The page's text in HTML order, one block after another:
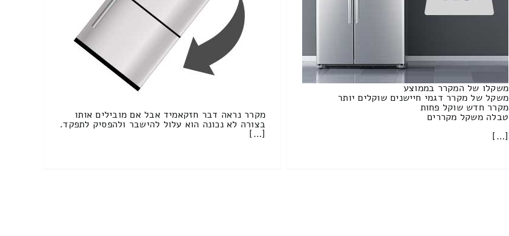
משקלו של המקרר בממוצע
משקל של מקרר דגמי חיישנים שוקלים יותר
מקרר חדש שוקל פחות
טבלה משקל מקררים
[…]
מקרר נראה דבר חזקאמיד אבל אם מובילים אותו
בצורה לא נכונה הוא עלול להישבר ולהפסיק לתפקד.
[…]